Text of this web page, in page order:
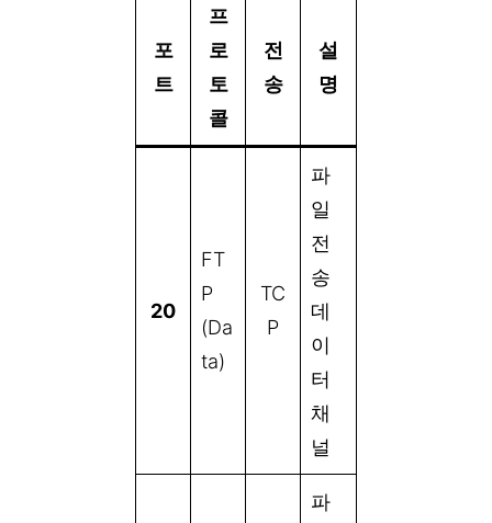
포
트
프
로
토
콜
전
송
설
명
20
FT
P
(Da
ta)
TC
P
파
일
전
송
데
이
터
채
널
파